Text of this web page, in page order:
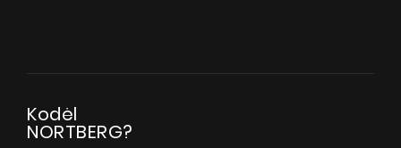
Kodėl
NORTBERG?